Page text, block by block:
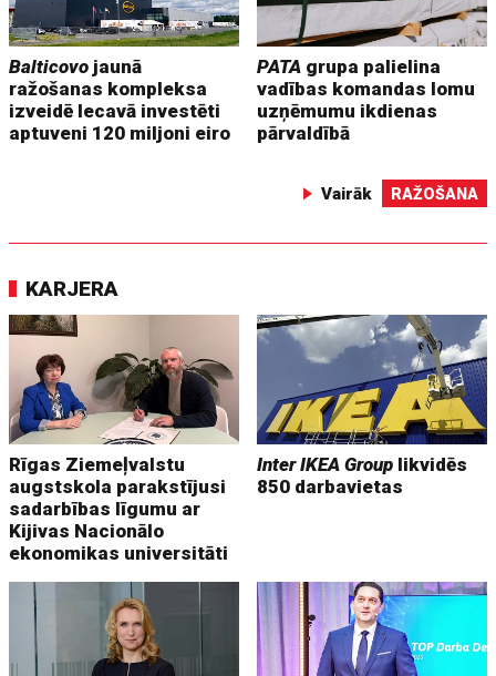
Balticovo jaunā
ražošanas kompleksa
izveidē Iecavā investēti
aptuveni 120 miljoni eiro
PATA grupa palielina
vadības komandas lomu
uzņēmumu ikdienas
pārvaldībā
Vairāk RAŽOŠANA
KARJERA
Rīgas Ziemeļvalstu
augstskola parakstījusi
sadarbības līgumu ar
Kijivas Nacionālo
ekonomikas universitāti
Inter IKEA Group likvidēs
850 darbavietas